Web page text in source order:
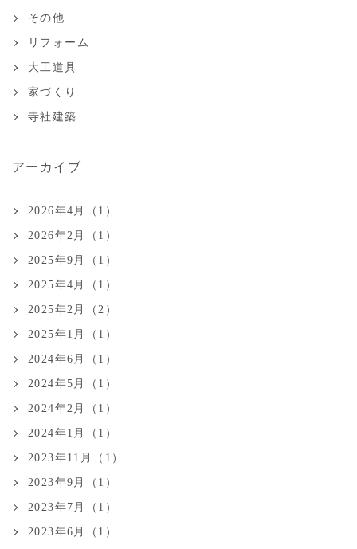
その他
リフォーム
大工道具
家づくり
寺社建築
アーカイブ
2026年4月（1）
2026年2月（1）
2025年9月（1）
2025年4月（1）
2025年2月（2）
2025年1月（1）
2024年6月（1）
2024年5月（1）
2024年2月（1）
2024年1月（1）
2023年11月（1）
2023年9月（1）
2023年7月（1）
2023年6月（1）